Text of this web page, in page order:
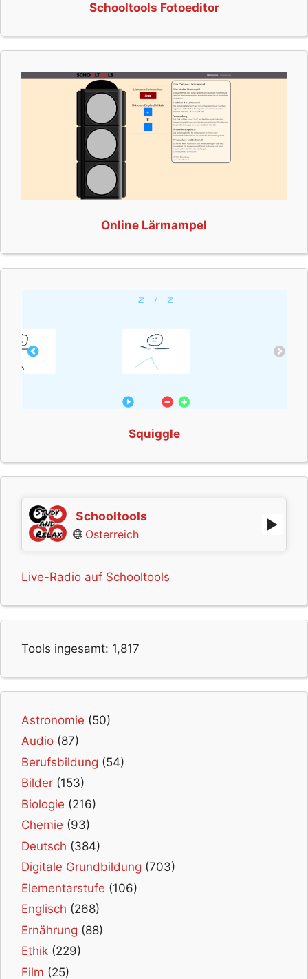
Schooltools Fotoeditor
Online Lärmampel
Squiggle
Schooltools
Österreich
Live-Radio auf Schooltools
Tools ingesamt: 1,817
Astronomie (50)
Audio (87)
Berufsbildung (54)
Bilder (153)
Biologie (216)
Chemie (93)
Deutsch (384)
Digitale Grundbildung (703)
Elementarstufe (106)
Englisch (268)
Ernährung (88)
Ethik (229)
Film (25)